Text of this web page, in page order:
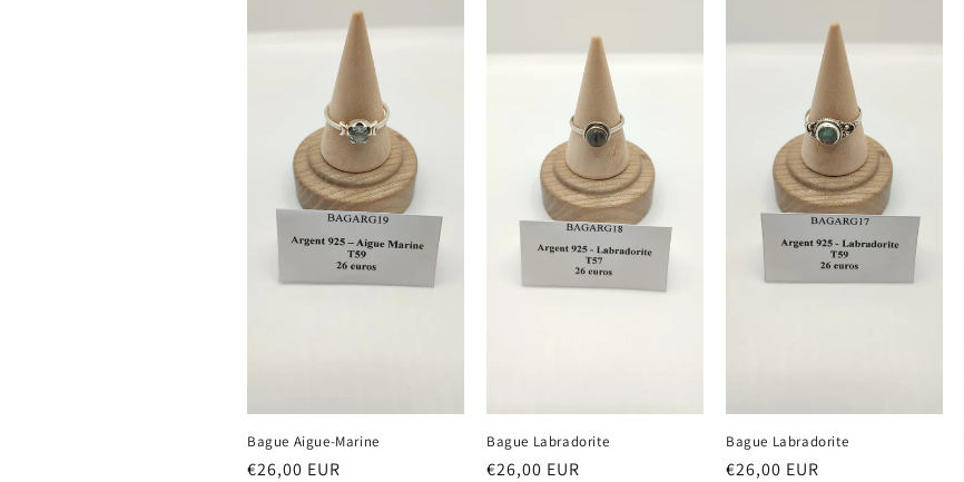
Bague Aigue-Marine
Prix
€26,00 EUR
Bague Labradorite
Prix
€26,00 EUR
Bague Labradorite
Prix
€26,00 EUR